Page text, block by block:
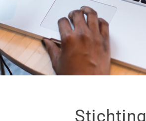
Stichting